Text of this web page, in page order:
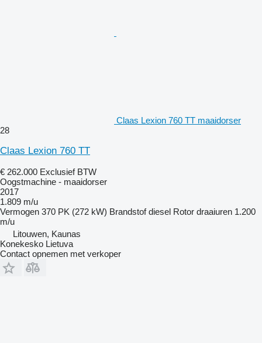
Claas Lexion 760 TT maaidorser
28
Claas Lexion 760 TT
€ 262.000 Exclusief BTW
Oogstmachine - maaidorser
2017
1.809 m/u
Vermogen 370 PK (272 kW) Brandstof diesel Rotor draaiuren 1.200
m/u
Litouwen, Kaunas
Konekesko Lietuva
Contact opnemen met verkoper